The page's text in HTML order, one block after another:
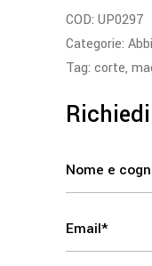
COD: UP0297
Categorie:
Tag: corte,